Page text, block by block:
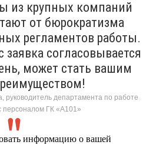
из крупных компаний
от бюрократизма
регламентов работы.
заявка согласовывается
может стать вашим
руководитель департамента по работе
персоналом ГК «А101»
информацию о вашей